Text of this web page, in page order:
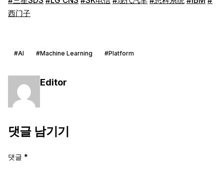
西门子
#AI #Machine Learning #Platform
Editor
댓글 남기기
댓글 *